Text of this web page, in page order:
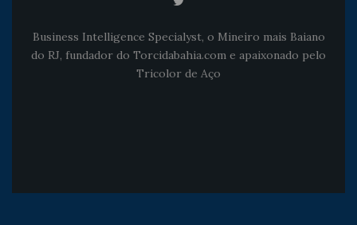
Business Intelligence Specialyst, o Mineiro mais Baiano
do RJ, fundador do Torcidabahia.com e apaixonado pelo
Tricolor de Aço